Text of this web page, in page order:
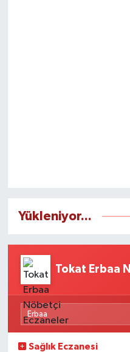
Yükleniyor...
Tokat Erbaa
Sağlık Eczanesi